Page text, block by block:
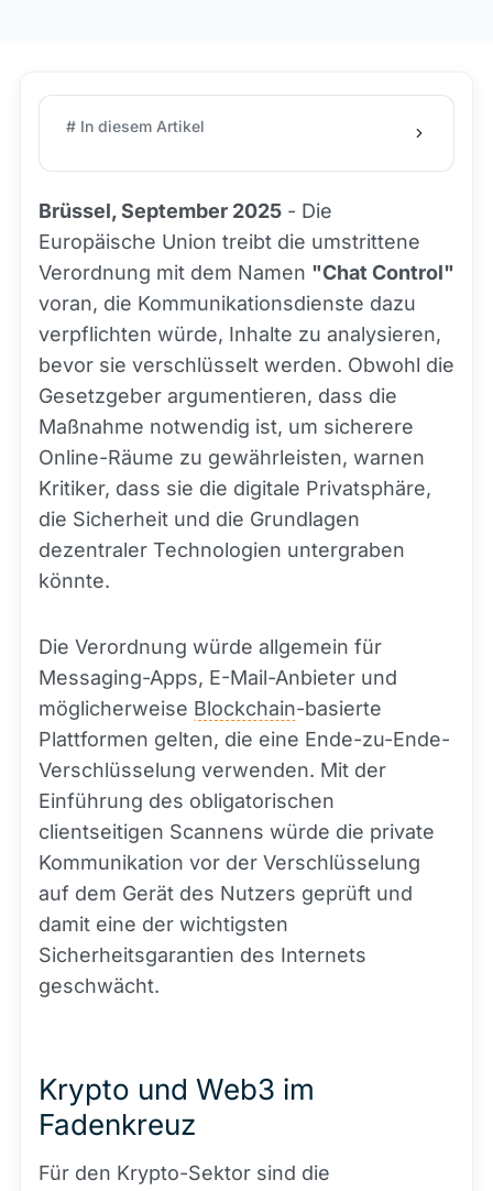
# In diesem Artikel
Brüssel, September 2025 - Die
Europäische Union treibt die umstrittene
Verordnung mit dem Namen "Chat Control"
voran, die Kommunikationsdienste dazu
verpflichten würde, Inhalte zu analysieren,
bevor sie verschlüsselt werden. Obwohl die
Gesetzgeber argumentieren, dass die
Maßnahme notwendig ist, um sicherere
Online-Räume zu gewährleisten, warnen
Kritiker, dass sie die digitale Privatsphäre,
die Sicherheit und die Grundlagen
dezentraler Technologien untergraben
könnte.
Die Verordnung würde allgemein für
Messaging-Apps, E-Mail-Anbieter und
möglicherweise Blockchain-basierte
Plattformen gelten, die eine Ende-zu-Ende-
Verschlüsselung verwenden. Mit der
Einführung des obligatorischen
clientseitigen Scannens würde die private
Kommunikation vor der Verschlüsselung
auf dem Gerät des Nutzers geprüft und
damit eine der wichtigsten
Sicherheitsgarantien des Internets
geschwächt.
Krypto und Web3 im
Fadenkreuz
Für den Krypto-Sektor sind die